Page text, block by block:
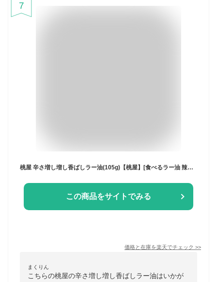
7
桃屋 辛さ増し増し香ばしラー油(105g)【桃屋】[食べるラー油 辣油 激辛 唐辛子 調味料 ご飯のお供]
この商品をサイトでみる
価格と在庫を楽天でチェック >>
まくりん
こちらの桃屋の辛さ増し増し香ばしラー油はいかが